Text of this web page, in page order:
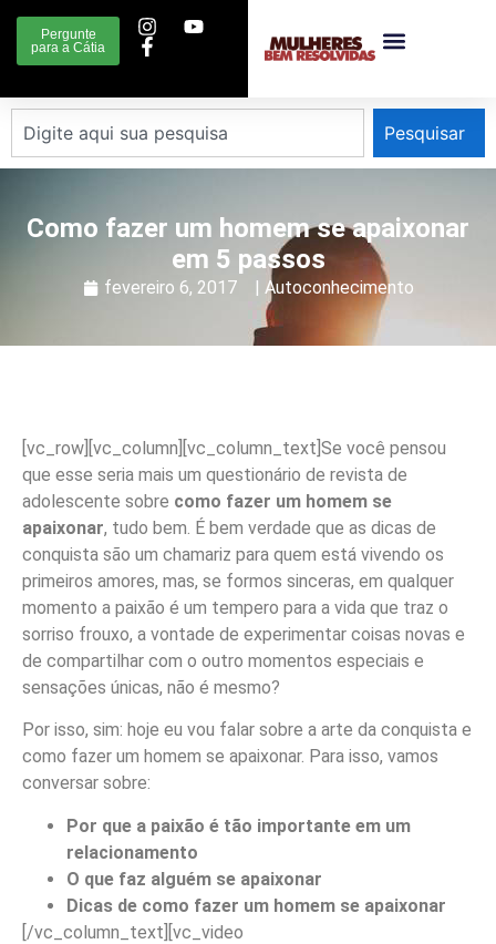
Pergunte
para a Cátia
Pesquisar
Como fazer um homem se apaixonar
em 5 passos
fevereiro 6, 2017 | Autoconhecimento
[vc_row][vc_column][vc_column_text]Se você pensou
que esse seria mais um questionário de revista de
adolescente sobre como fazer um homem se
apaixonar, tudo bem. É bem verdade que as dicas de
conquista são um chamariz para quem está vivendo os
primeiros amores, mas, se formos sinceras, em qualquer
momento a paixão é um tempero para a vida que traz o
sorriso frouxo, a vontade de experimentar coisas novas e
de compartilhar com o outro momentos especiais e
sensações únicas, não é mesmo?
Por isso, sim: hoje eu vou falar sobre a arte da conquista e
como fazer um homem se apaixonar. Para isso, vamos
conversar sobre:
Por que a paixão é tão importante em um
relacionamento
O que faz alguém se apaixonar
Dicas de como fazer um homem se apaixonar
[/vc_column_text][vc_video